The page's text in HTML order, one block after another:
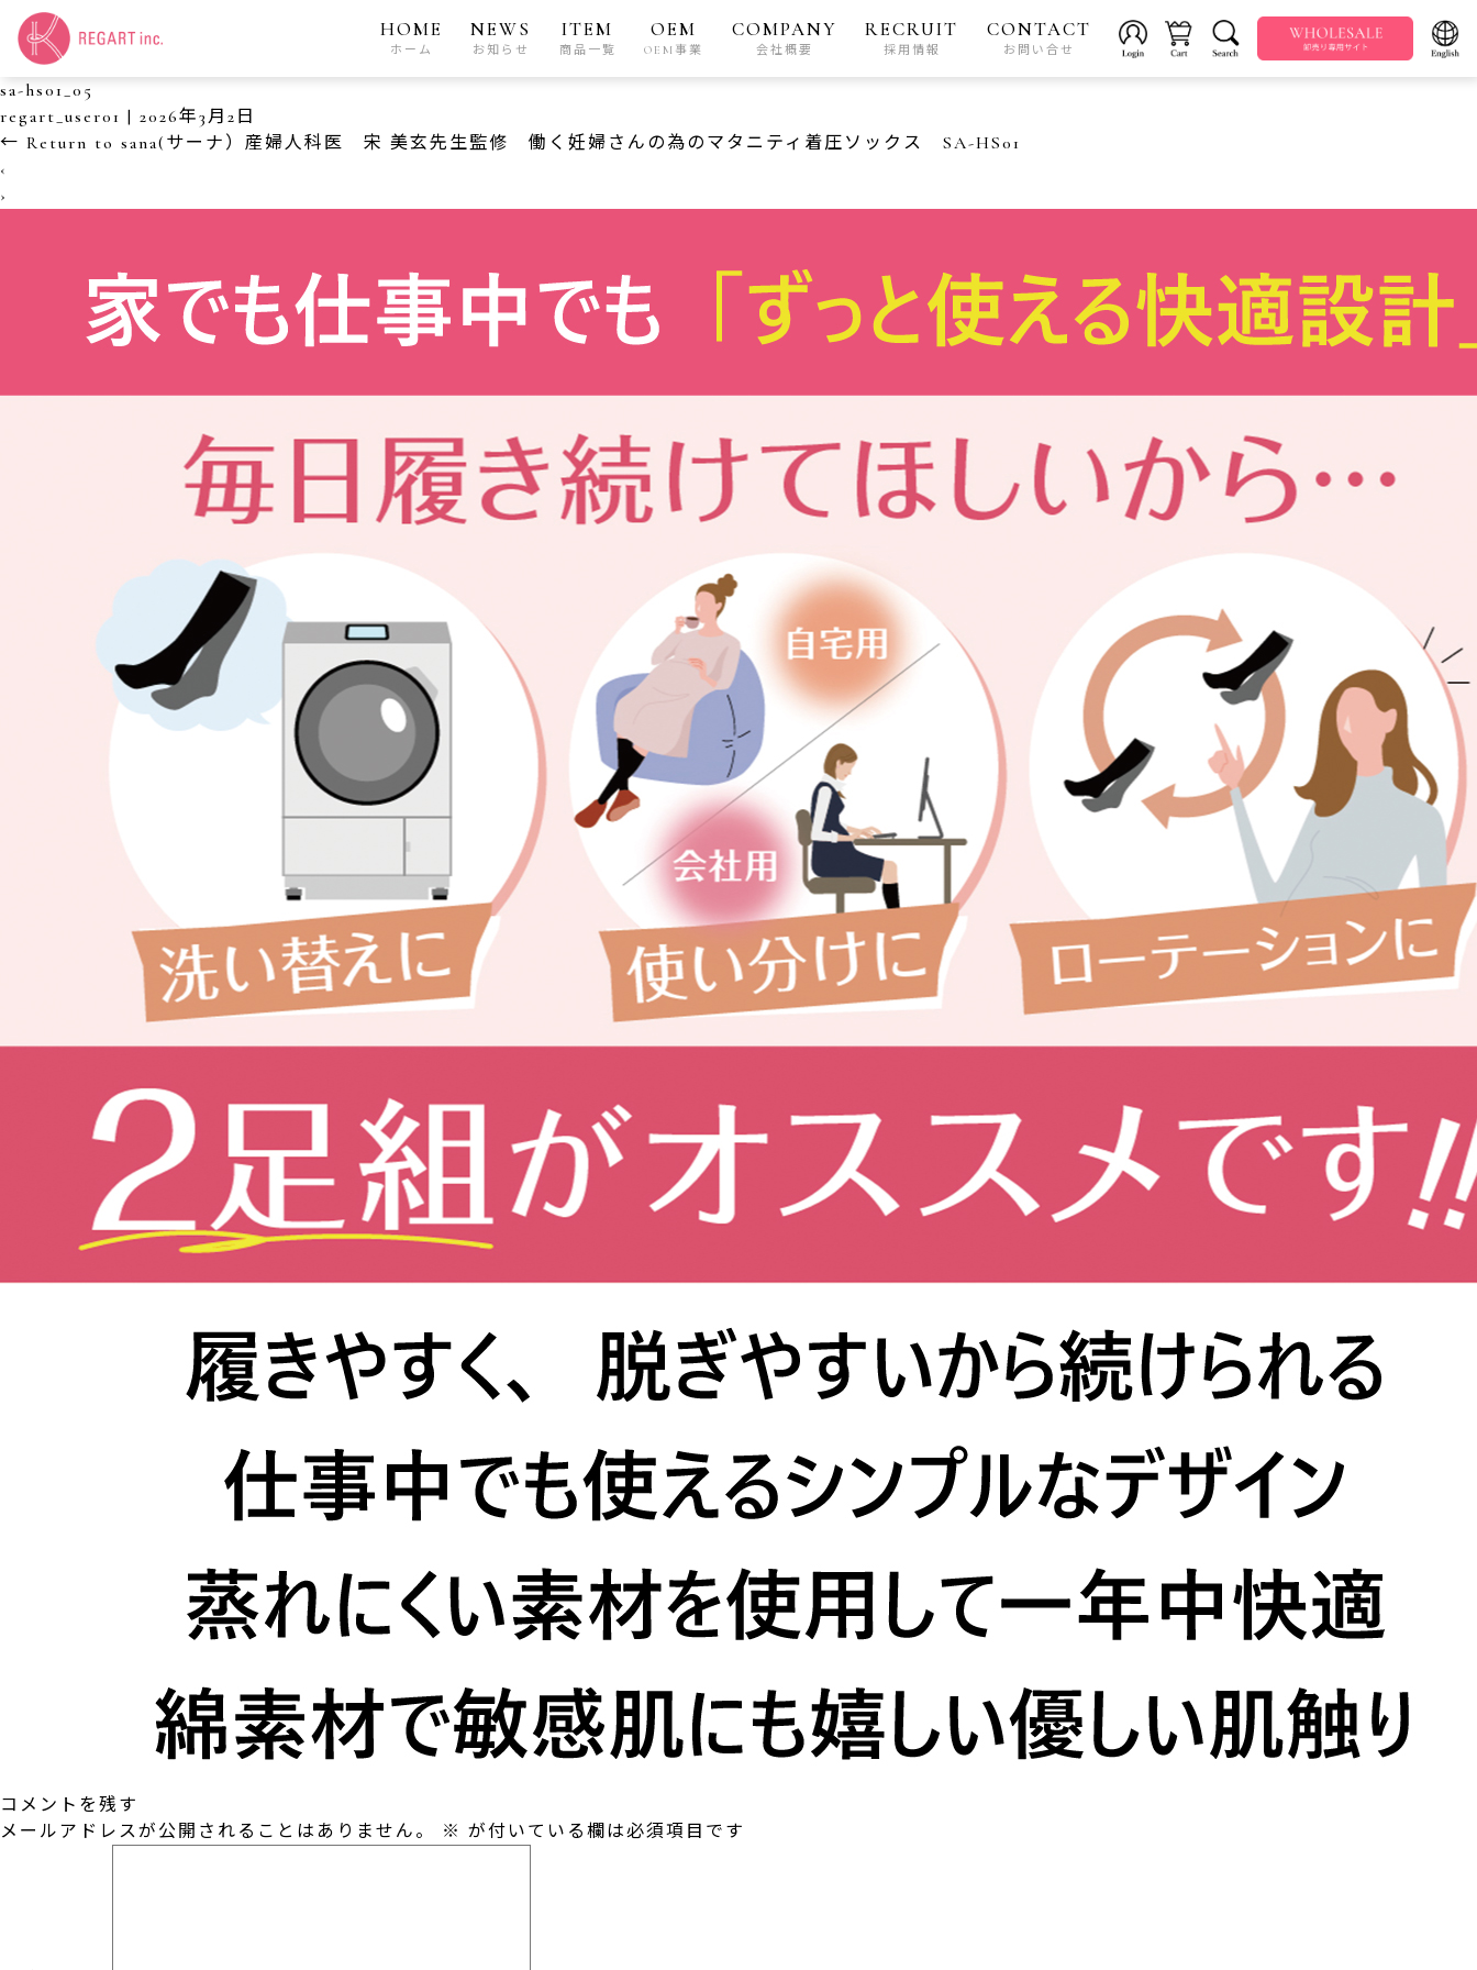
HOME
ホーム
NEWS
お知らせ
ITEM
商品一覧
OEM
OEM事業
COMPANY
会社概要
RECRUIT
採用情報
CONTACT
お問い合せ
sa-hs01_05
regart_user01 | 2026年3月2日
← Return to sana(サーナ）産婦人科医 宋 美玄先生監修 働く妊婦さんの為のマタニティ着圧ソックス SA-HS01
‹
›
コメントを残す
メールアドレスが公開されることはありません。
※ が付いている欄は必須項目です